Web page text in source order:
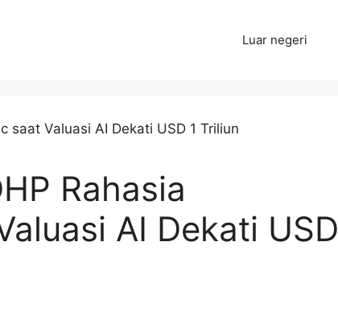
Luar negeri
Rahasia
AI Dekati USD